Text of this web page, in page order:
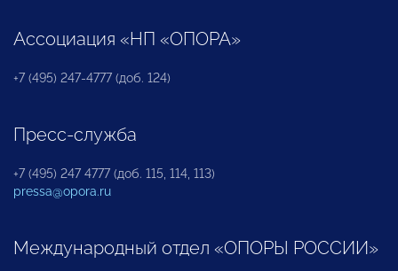
Ассоциация «НП «ОПОРА»
+7 (495) 247-4777 (доб. 124)
Пресс-служба
+7 (495) 247 4777 (доб. 115, 114, 113)
pressa@opora.ru
Международный отдел «ОПОРЫ РОССИИ»